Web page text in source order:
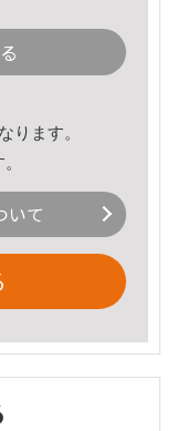
ります。
いて